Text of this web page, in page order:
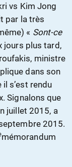
vs Kim Jong
par la très
« Sont-ce
jours plus tard,
ministre
dans son
s’est rendu
Signalons que
juillet 2015, a
2015.
mémorandum